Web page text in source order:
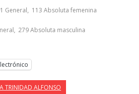
General, 113 Absoluta femenina
279 Absoluta masculina
TRINIDAD ALFONSO